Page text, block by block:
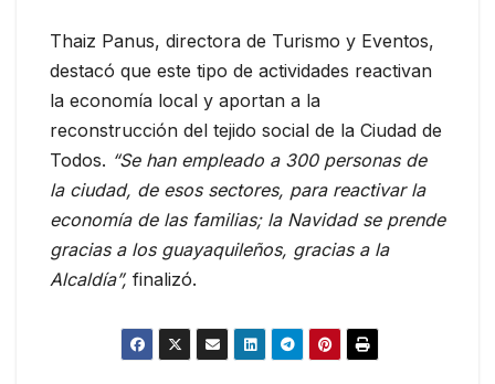
Thaiz Panus, directora de Turismo y Eventos,
destacó que este tipo de actividades reactivan
la economía local y aportan a la
reconstrucción del tejido social de la Ciudad de
Todos. “Se han empleado a 300 personas de
la ciudad, de esos sectores, para reactivar la
economía de las familias; la Navidad se prende
gracias a los guayaquileños, gracias a la
Alcaldía”, finalizó.